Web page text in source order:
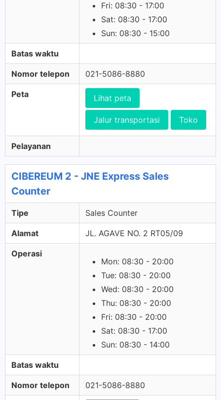
Fri: 08:30 - 17:00
Sat: 08:30 - 17:00
Sun: 08:30 - 15:00
Batas waktu
Nomor telepon 021-5086-8880
Peta Lihat peta
Jalur transportasi Toko
Pelayanan
CIBEREUM 2 - JNE Express Sales
Counter
Tipe Sales Counter
Alamat JL. AGAVE NO. 2 RT05/09
Operasi
Mon: 08:30 - 20:00
Tue: 08:30 - 20:00
Wed: 08:30 - 20:00
Thu: 08:30 - 20:00
Fri: 08:30 - 20:00
Sat: 08:30 - 17:00
Sun: 08:30 - 14:00
Batas waktu
Nomor telepon 021-5086-8880